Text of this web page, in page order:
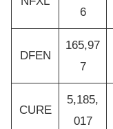
6
DFEN
165,97
7
CURE
5,185,
017